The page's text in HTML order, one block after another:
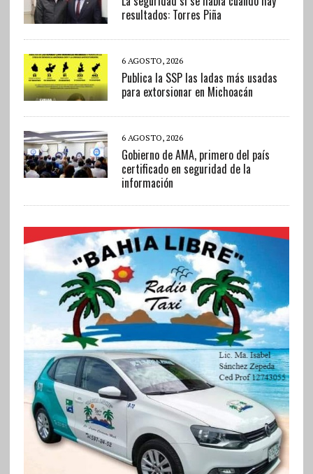
resultados: Torres Piña
6 AGOSTO, 2026
Publica la SSP las ladas más usadas
para extorsionar en Michoacán
6 AGOSTO, 2026
Gobierno de AMA, primero del país
certificado en seguridad de la
información